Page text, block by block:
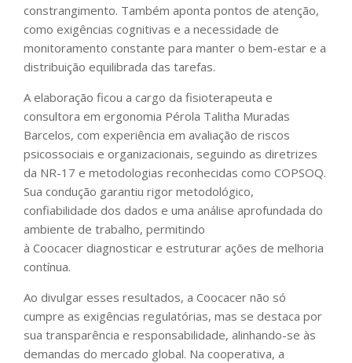
constrangimento. Também aponta pontos de atenção,
como exigências cognitivas e a necessidade de
monitoramento constante para manter o bem-estar e a
distribuição equilibrada das tarefas.
A elaboração ficou a cargo da fisioterapeuta e
consultora em ergonomia Pérola Talitha Muradas
Barcelos, com experiência em avaliação de riscos
psicossociais e organizacionais, seguindo as diretrizes
da NR-17 e metodologias reconhecidas como COPSOQ.
Sua condução garantiu rigor metodológico,
confiabilidade dos dados e uma análise aprofundada do
ambiente de trabalho, permitindo
à Coocacer diagnosticar e estruturar ações de melhoria
contínua.
Ao divulgar esses resultados, a Coocacer não só
cumpre as exigências regulatórias, mas se destaca por
sua transparência e responsabilidade, alinhando-se às
demandas do mercado global. Na cooperativa, a